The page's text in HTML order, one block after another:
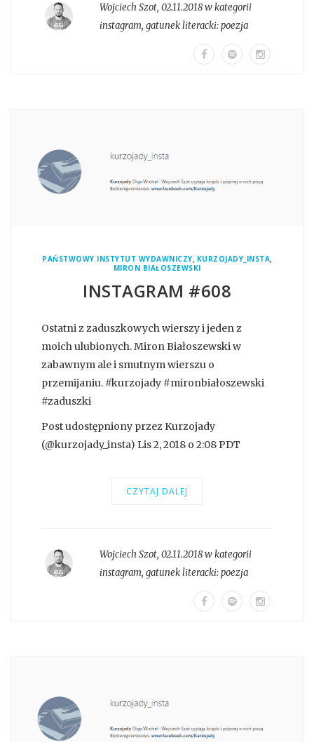
Wojciech Szot, 02.11.2018 w kategorii
instagram, gatunek literacki:poezja
PAŃSTWOWY INSTYTUT WYDAWNICZY, KURZOJADY_INSTA,
MIRON BIAŁOSZEWSKI
INSTAGRAM #608
Ostatni z zaduszkowych wierszy i jeden z
moich ulubionych. Miron Białoszewski w
zabawnym ale i smutnym wierszu o
przemijaniu. #kurzojady #mironbiałoszewski
#zaduszki
Post udostępniony przez Kurzojady
(@kurzojady_insta) Lis 2, 2018 o 2:08 PDT
CZYTAJ DALEJ
Wojciech Szot, 02.11.2018 w kategorii
instagram, gatunek literacki:poezja